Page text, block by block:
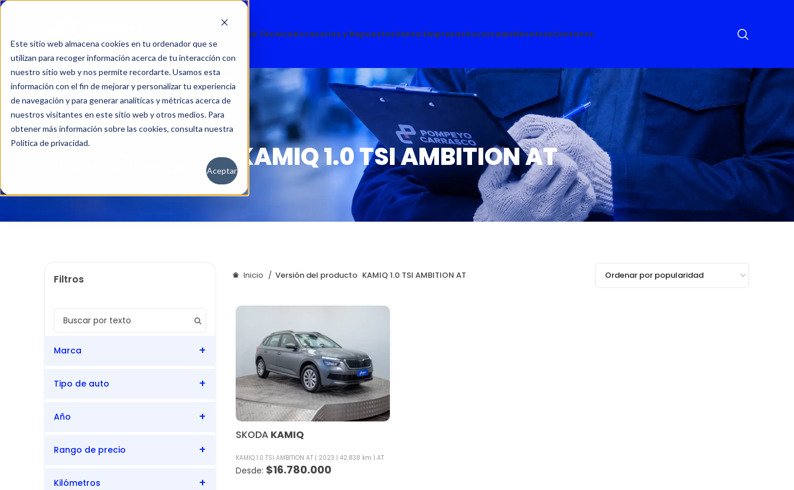
Este sitio web almacena cookies en tu ordenador que se
utilizan para recoger información acerca de tu interacción con
nuestro sitio web y nos permite recordarte. Usamos esta
información con el fin de mejorar y personalizar tu experiencia
de navegación y para generar analíticas y métricas acerca de
nuestros visitantes en este sitio web y otros medios. Para
obtener más información sobre las cookies, consulta nuestra
Política de privacidad.
Aceptar
Servicio TécnicoAccesorios y RepuestosVenta EmpresasSucursalesNosotrosContacto
KAMIQ 1.0 TSI AMBITION AT
Marca
SKODA
Tipo de auto
SUV
Año
2023
Rango de precio
Kilómetros
Inicio Versión del producto KAMIQ 1.0 TSI AMBITION AT
SKODA KAMIQ
KAMIQ 1.0 TSI AMBITION AT 2023 42.838 km AT
$16.780.000